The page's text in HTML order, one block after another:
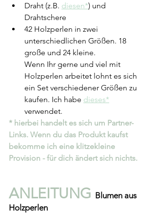
Draht (z.B. diesen*) und
Drahtschere
42 Holzperlen in zwei
unterschiedlichen Größen. 18
große und 24 kleine.
Wenn Ihr gerne und viel mit
Holzperlen arbeitet lohnt es sich
ein Set verschiedener Größen zu
kaufen. Ich habe dieses*
verwendet.
* hierbei handelt es sich um Partner-
Links. Wenn du das Produkt kaufst
bekomme ich eine klitzekleine
Provision - für dich ändert sich nichts.
ANLEITUNG Blumen aus
Holzperlen